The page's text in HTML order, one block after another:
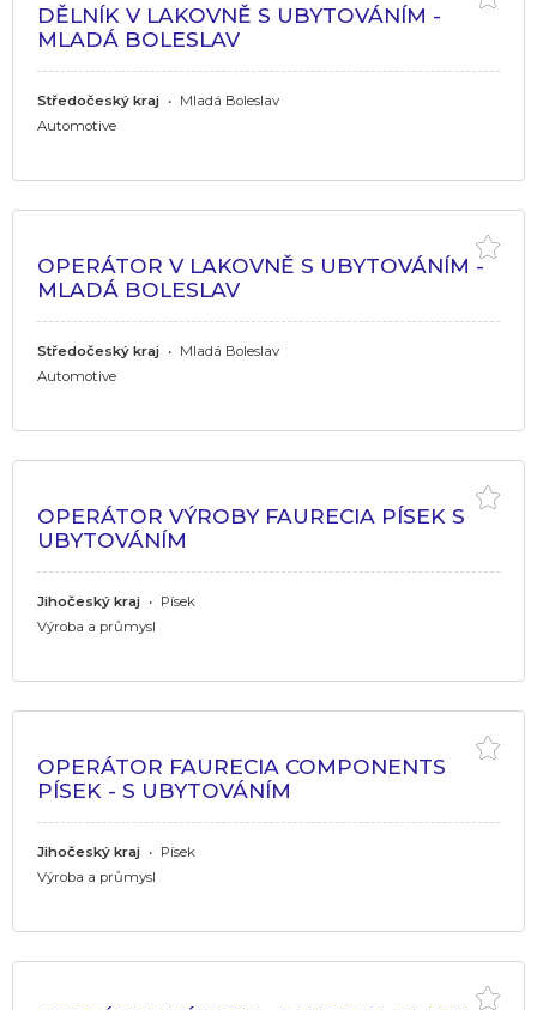
DĚLNÍK V LAKOVNĚ S UBYTOVÁNÍM -
MLADÁ BOLESLAV
Středočeský kraj • Mladá Boleslav
Automotive
OPERÁTOR V LAKOVNĚ S UBYTOVÁNÍM -
MLADÁ BOLESLAV
Středočeský kraj • Mladá Boleslav
Automotive
OPERÁTOR VÝROBY FAURECIA PÍSEK S
UBYTOVÁNÍM
Jihočeský kraj • Písek
Výroba a průmysl
OPERÁTOR FAURECIA COMPONENTS
PÍSEK - S UBYTOVÁNÍM
Jihočeský kraj • Písek
Výroba a průmysl